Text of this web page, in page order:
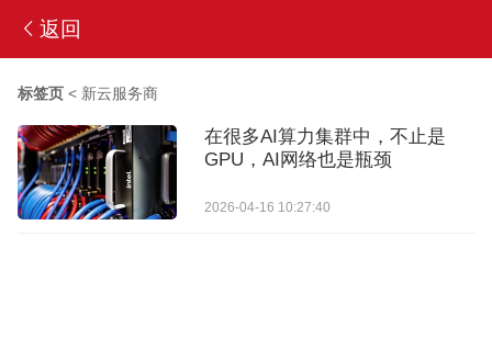
返回
标签页< 新云服务商
在很多AI算力集群中，不止是
GPU，AI网络也是瓶颈
2026-04-16 10:27:40